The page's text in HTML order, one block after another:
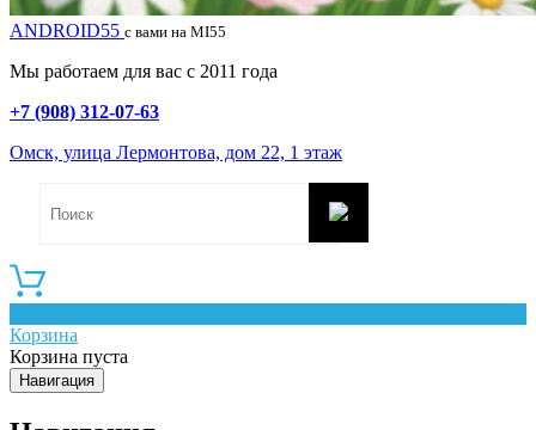
ANDROID55 с вами на MI55
Мы работаем для вас с 2011 года
+7 (908) 312-07-63
Омск, улица Лермонтова, дом 22, 1 этаж
Корзина
Корзина пуста
Навигация